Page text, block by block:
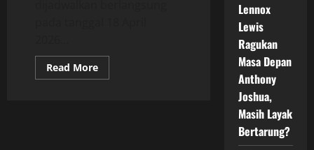
Read MoreRead
more
Lennox
Lewis
Ragukan
Masa Depan
Anthony
Joshua,
Masih Layak
Bertarung?